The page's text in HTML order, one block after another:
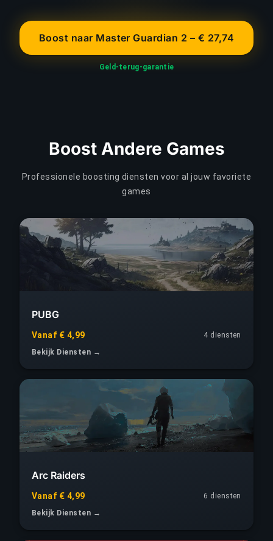
Boost naar Master Guardian 2 – € 27,74
Geld-terug-garantie
Boost Andere Games
Professionele boosting diensten voor al jouw favoriete
games
PUBG
Vanaf € 4,99
4 diensten
Bekijk Diensten →
Arc Raiders
Vanaf € 4,99
6 diensten
Bekijk Diensten →